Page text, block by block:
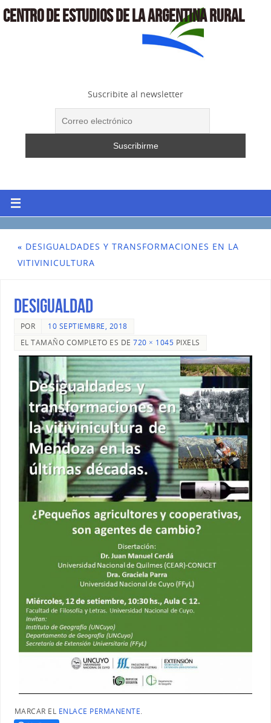
CENTRO DE ESTUDIOS DE LA ARGENTINA RURAL
Suscribite al newsletter
« DESIGUALDADES Y TRANSFORMACIONES EN LA
VITIVINICULTURA
desigualdad
POR
10 SEPTIEMBRE, 2018
EL TAMAÑO COMPLETO ES DE720 × 1045 PIXELS
MARCAR EL ENLACE PERMANENTE.